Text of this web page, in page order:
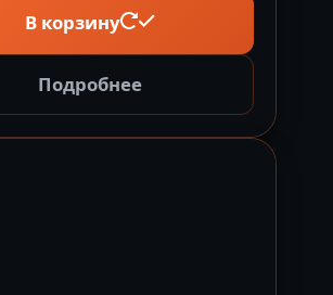
составляла
320
000 ₽.
280
505 ₽.
В корзину
Подробнее